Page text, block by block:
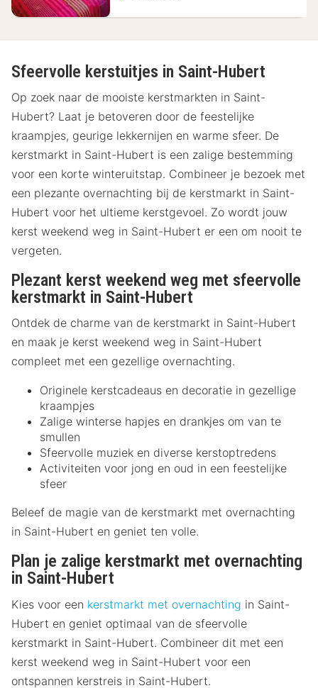
Sfeervolle kerstuitjes in Saint-Hubert
Op zoek naar de mooiste kerstmarkten in Saint-
Hubert? Laat je betoveren door de feestelijke
kraampjes, geurige lekkernijen en warme sfeer. De
kerstmarkt in Saint-Hubert is een zalige bestemming
voor een korte winteruitstap. Combineer je bezoek met
een plezante overnachting bij de kerstmarkt in Saint-
Hubert voor het ultieme kerstgevoel. Zo wordt jouw
kerst weekend weg in Saint-Hubert er een om nooit te
vergeten.
Plezant kerst weekend weg met sfeervolle
kerstmarkt in Saint-Hubert
Ontdek de charme van de kerstmarkt in Saint-Hubert
en maak je kerst weekend weg in Saint-Hubert
compleet met een gezellige overnachting.
Originele kerstcadeaus en decoratie in gezellige
kraampjes
Zalige winterse hapjes en drankjes om van te
smullen
Sfeervolle muziek en diverse kerstoptredens
Activiteiten voor jong en oud in een feestelijke
sfeer
Beleef de magie van de kerstmarkt met overnachting
in Saint-Hubert en geniet ten volle.
Plan je zalige kerstmarkt met overnachting
in Saint-Hubert
Kies voor een kerstmarkt met overnachting in Saint-
Hubert en geniet optimaal van de sfeervolle
kerstmarkt in Saint-Hubert. Combineer dit met een
kerst weekend weg in Saint-Hubert voor een
ontspannen kerstreis in Saint-Hubert.